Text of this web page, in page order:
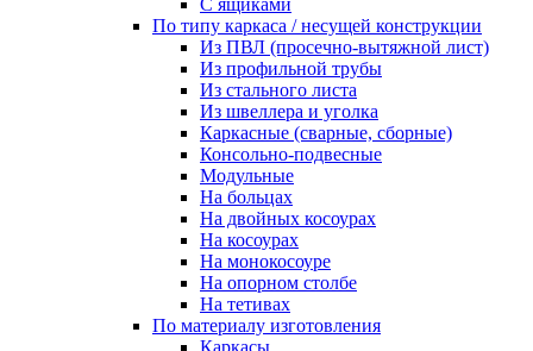
С ящиками
По типу каркаса / несущей конструкции
Из ПВЛ (просечно-вытяжной лист)
Из профильной трубы
Из стального листа
Из швеллера и уголка
Каркасные (сварные, сборные)
Консольно-подвесные
Модульные
На больцах
На двойных косоурах
На косоурах
На монокосоуре
На опорном столбе
На тетивах
По материалу изготовления
Каркасы